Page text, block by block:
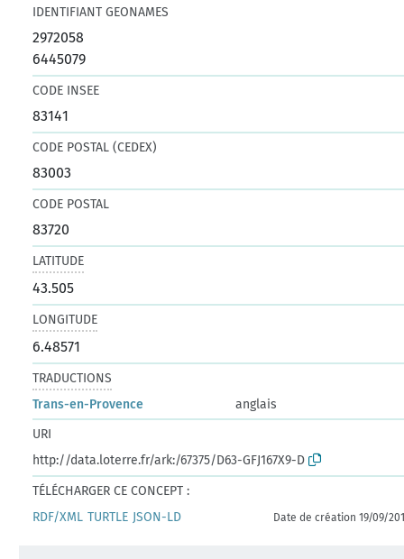
IDENTIFIANT GEONAMES
2972058
6445079
CODE INSEE
83141
CODE POSTAL (CEDEX)
83003
CODE POSTAL
83720
LATITUDE
43.505
LONGITUDE
6.48571
TRADUCTIONS
Trans-en-Provence
anglais
URI
http://data.loterre.fr/ark:/67375/D63-GFJ167X9-D
TÉLÉCHARGER CE CONCEPT :
RDF/XML TURTLE JSON-LD Date de création 19/09/